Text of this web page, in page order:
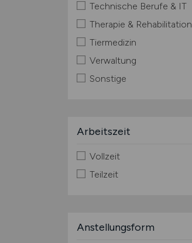
Technische Berufe & IT
Therapie & Rehabilitation
Tiermedizin
Verwaltung
Sonstige
Arbeitszeit
Vollzeit
Teilzeit
Anstellungsform